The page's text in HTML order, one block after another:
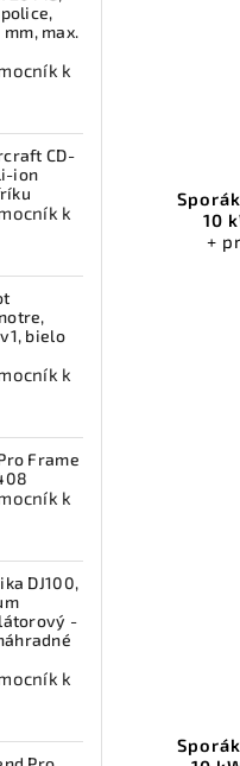
max.
k
CD-
ion
k
bielo
k
Frame
k
DJ100,
-
k
10
+